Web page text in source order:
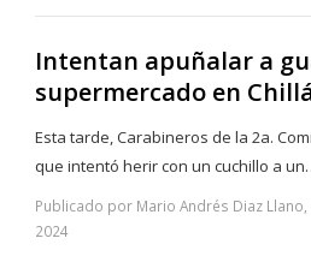
Intentan apuñalar a
supermercado en
Esta tarde, Carabineros de la 2a.
que intentó herir con un cuchillo a
Publicado por Mario Andrés Diaz Llano,
2024